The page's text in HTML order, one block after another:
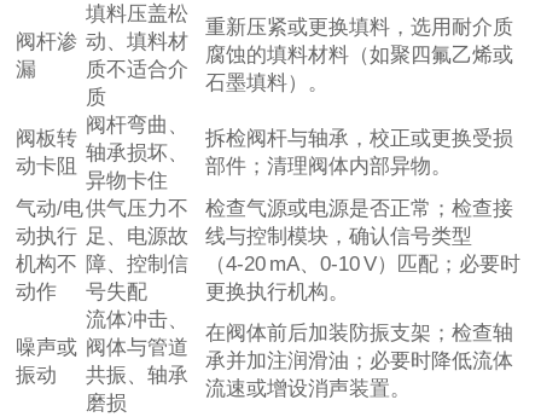
阀杆渗
漏
填料压盖松
动、填料材
质不适合介
质
重新压紧或更换填料，选用耐介质
腐蚀的填料材料（如聚四氟乙烯或
石墨填料）。
阀板转
动卡阻
阀杆弯曲、
轴承损坏、
异物卡住
拆检阀杆与轴承，校正或更换受损
部件；清理阀体内部异物。
气动/电
动执行
机构不
动作
供气压力不
足、电源故
障、控制信
号失配
检查气源或电源是否正常；检查接
线与控制模块，确认信号类型
（4‑20 mA、0‑10 V）匹配；必要时
更换执行机构。
噪声或
振动
流体冲击、
阀体与管道
共振、轴承
磨损
在阀体前后加装防振支架；检查轴
承并加注润滑油；必要时降低流体
流速或增设消声装置。